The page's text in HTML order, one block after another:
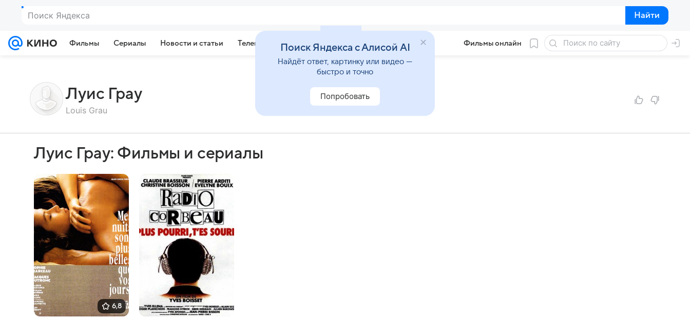
Найти
Найти
Фильмы Сериалы Новости и статьи Телепрограмма Звезды Фильмы онлайн
Луис Грау
Louis Grau
Луис Грау: Фильмы и сериалы
6,8
Поиск Яндекса с Алисой AI
Найдёт ответ, картинку или видео —
быстро и точно
Попробовать